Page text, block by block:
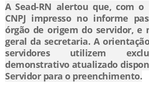
A Sead-RN alertou que, com
CNPJ impresso no informe
órgão de origem do servidor, e
geral da secretaria. A
servidores utilizem
demonstrativo atualizado
Servidor para o preenchimento.